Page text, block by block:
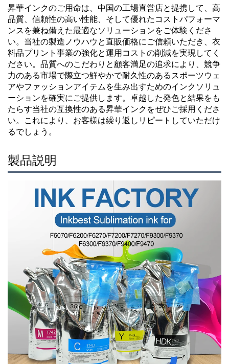
昇華インクのご用命は、中国の工場直営店と提携して、高
品質、信頼性の高い性能、そして優れたコストパフォーマ
ンスを兼ね備えた最適なソリューションをご体験くださ
い。当社の製造ノウハウと直販価格にご信頼いただき、衣
料品プリント事業の強化と運用コストの削減を実現してく
ださい。品質へのこだわりと顧客満足の追求により、競争
力のある市場で際立つ鮮やかで耐久性のあるスポーツウェ
アやファッションアイテムを生み出すためのインクソリュ
ーションを確実にご提供します。卓越した発色と結果をも
たらす当社の互換性のある昇華インクをぜひご採用くださ
い。これにより、お客様は繰り返しリピートしていただけ
るでしょう。
製品説明